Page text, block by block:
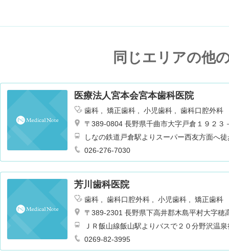
同じエリアの他
医療法人宮本会宮本歯科医院
歯科 矯正歯科 小児歯科
歯科口腔外科
〒389-0804 長野県千曲市大字戸倉１９２３
しなの鉄道戸倉駅よりスーパー西友方面へ
026-276-7030
芳川歯科医院
歯科 歯科口腔外科 小児歯科
矯正歯科
〒389-2301 長野県下高井郡木島平村大字穂
ＪＲ飯山線飯山駅よりバスで２０分野沢温
0269-82-3995